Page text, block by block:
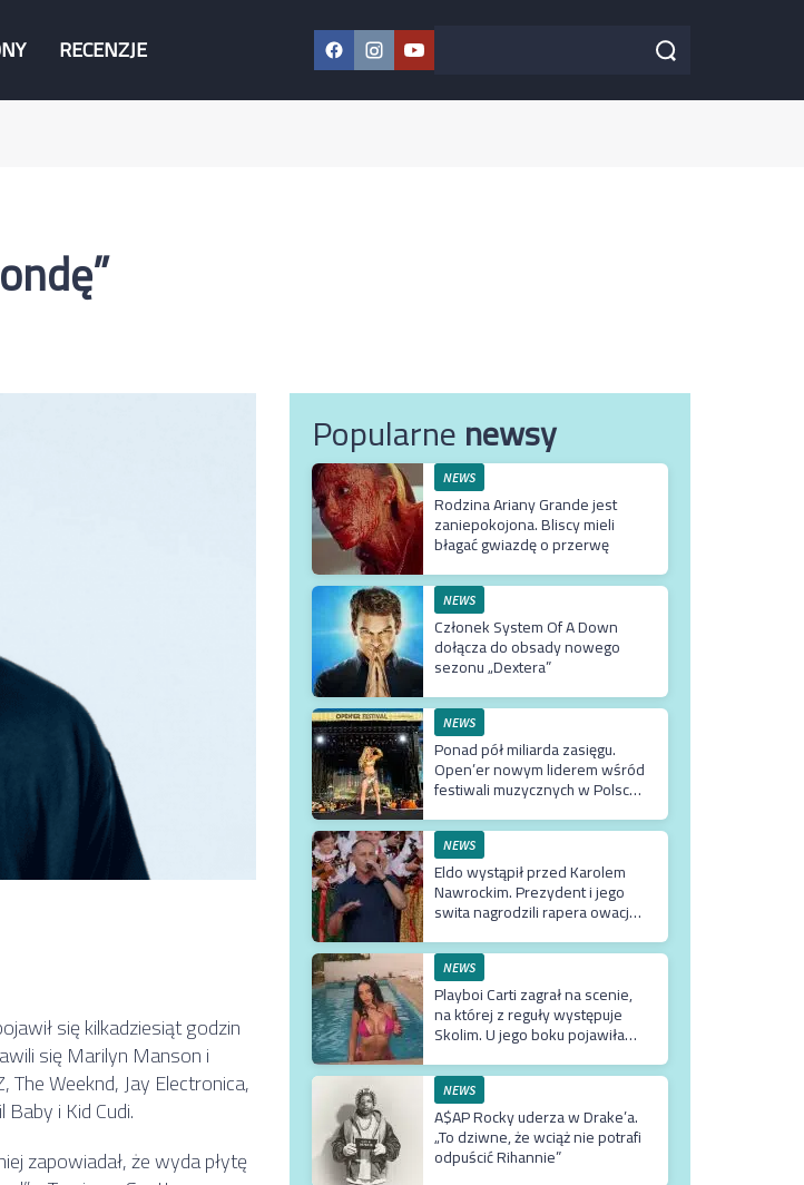
RECENZJE Facebook
Instagram
YouTube
Szukaj w serwisie Szukaj
się kilkadziesiąt godzin
się Marilyn Manson i
Weeknd, Jay Electronica,
i Kid Cudi.
zapowiadał, że wyda płytę
Popularnenewsy
NEWS
Rodzina Ariany Grande jest
zaniepokojona. Bliscy mieli
błagać gwiazdę o przerwę
NEWS
Członek System Of A Down
dołącza do obsady nowego
sezonu „Dextera”
NEWS
Ponad pół miliarda zasięgu.
Open’er nowym liderem wśród
festiwali muzycznych w Polsce.
NEWS
Eldo wystąpił przed Karolem
Nawrockim. Prezydent i jego
swita nagrodzili rapera owacją
NEWS
Playboi Carti zagrał na scenie,
na której z reguły występuje
Skolim. U jego boku pojawiła
NEWS
A$AP Rocky uderza w Drake’a.
„To dziwne, że wciąż nie potrafi
odpuścić Rihannie”